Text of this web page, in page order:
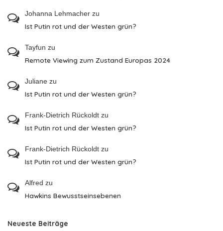
Johanna Lehmacher zu
Ist Putin rot und der Westen grün?
Tayfun zu
Remote Viewing zum Zustand Europas 2024
Juliane zu
Ist Putin rot und der Westen grün?
Frank-Dietrich Rückoldt zu
Ist Putin rot und der Westen grün?
Frank-Dietrich Rückoldt zu
Ist Putin rot und der Westen grün?
Alfred zu
Hawkins Bewusstseinsebenen
Neueste Beiträge